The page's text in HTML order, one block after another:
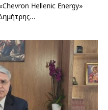
Hellenic Energy»